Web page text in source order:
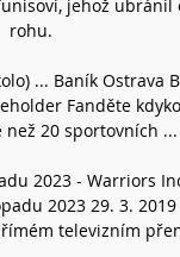
jehož ubránil
rohu.
... Baník Ostrava
Fanděte
než 20 sportovních ...
2023 - Warriors
2023 29. 3.
televizním